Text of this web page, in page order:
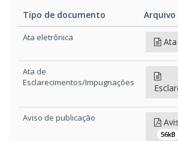
Tipo de documento
Arquivo
Tipo de documento
Ata eletrônica
Ata de
Esclarecimentos/Impugnações
Aviso de publicação
56kB